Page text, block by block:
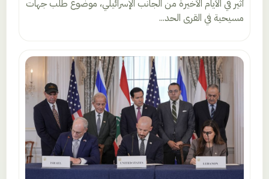
أثير في الأيام الأخيرة من الجانب الإسرائيلي، موضوع طلب جهات
مسيحية في القرى الحد...